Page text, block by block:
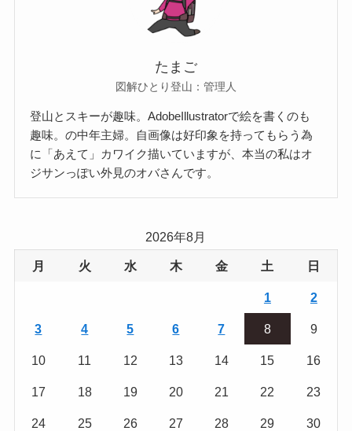
たまご
図解ひとり登山：管理人
登山とスキーが趣味。AdobeIllustratorで絵を書くのも
趣味。の中年主婦。自画像は好印象を持ってもらう為
に「あえて」カワイク描いていますが、本当の私はオ
ジサンっぽい外見のオバさんです。
2026年8月
月 火 水 木 金 土 日
1 2
3 4 5 6 7 8 9
10 11 12 13 14 15 16
17 18 19 20 21 22 23
24 25 26 27 28 29 30